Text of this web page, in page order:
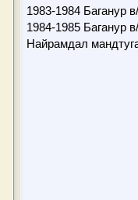
1983-1984 Баганур
1984-1985 Баганур
Найрамдал